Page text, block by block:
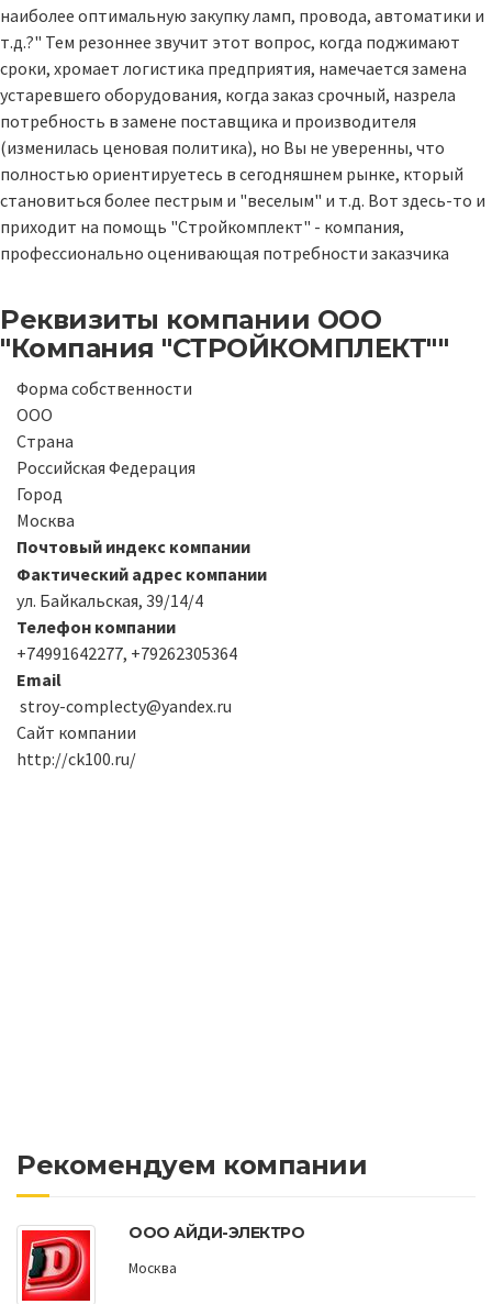
наиболее оптимальную закупку ламп, провода, автоматики и
т.д.?" Тем резоннее звучит этот вопрос, когда поджимают
сроки, хромает логистика предприятия, намечается замена
устаревшего оборудования, когда заказ срочный, назрела
потребность в замене поставщика и производителя
(изменилась ценовая политика), но Вы не уверенны, что
полностью ориентируетесь в сегодняшнем рынке, кторый
становиться более пестрым и "веселым" и т.д. Вот здесь-то и
приходит на помощь "Стройкомплект" - компания,
профессионально оценивающая потребности заказчика
Реквизиты компании ООО
"Компания "СТРОЙКОМПЛЕКТ""
Форма собственности
ООО
Страна
Российская Федерация
Город
Москва
Почтовый индекс компании
Фактический адрес компании
ул. Байкальская, 39/14/4
Телефон компании
+74991642277, +79262305364
Email
stroy-complecty@yandex.ru
Сайт компании
http://ck100.ru/
Рекомендуем компании
ООО АЙДИ-ЭЛЕКТРО
Москва